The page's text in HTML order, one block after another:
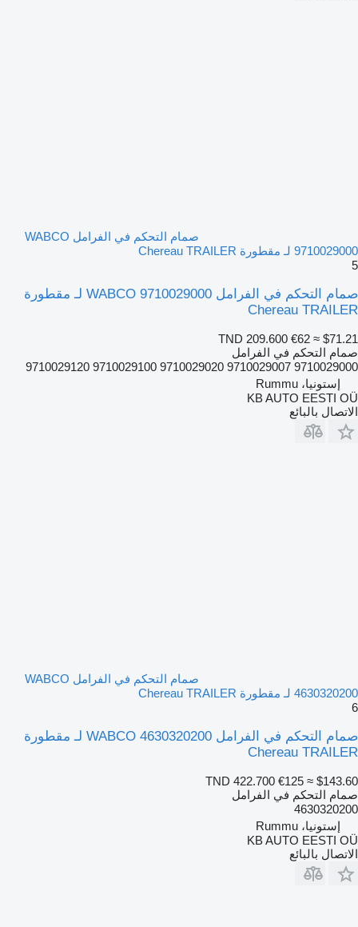
صمام التحكم في الفرامل WABCO
9710029000 لـ مقطورة Chereau TRAILER
5
صمام التحكم في الفرامل WABCO 9710029000 لـ مقطورة
Chereau TRAILER
TND 209.600 €62 ≈ $71.21
صمام التحكم في الفرامل
9710029000 9710029007 9710029020 9710029100 9710029120
إستونيا، Rummu
KB AUTO EESTI OÜ
الاتصال بالبائع
صمام التحكم في الفرامل WABCO
4630320200 لـ مقطورة Chereau TRAILER
6
صمام التحكم في الفرامل WABCO 4630320200 لـ مقطورة
Chereau TRAILER
TND 422.700 €125 ≈ $143.60
صمام التحكم في الفرامل
4630320200
إستونيا، Rummu
KB AUTO EESTI OÜ
الاتصال بالبائع